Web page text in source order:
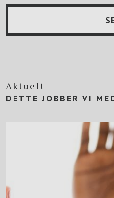
Aktuelt
DETTE JOBBER VI